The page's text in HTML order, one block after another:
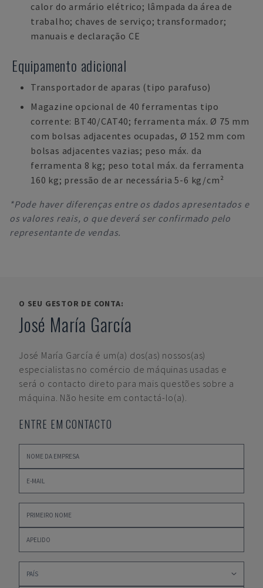
calor do armário elétrico; lâmpada da área de
trabalho; chaves de serviço; transformador;
manuais e declaração CE
Equipamento adicional
Transportador de aparas (tipo parafuso)
Magazine opcional de 40 ferramentas tipo
corrente: BT40/CAT40; ferramenta máx. Ø 75 mm
com bolsas adjacentes ocupadas, Ø 152 mm com
bolsas adjacentes vazias; peso máx. da
ferramenta 8 kg; peso total máx. da ferramenta
160 kg; pressão de ar necessária 5-6 kg/cm²
*Pode haver diferenças entre os dados apresentados e
os valores reais, o que deverá ser confirmado pelo
representante de vendas.
O SEU GESTOR DE CONTA:
José María García
José María García é um(a) dos(as) nossos(as)
especialistas no comércio de máquinas usadas e
será o contacto direto para mais questões sobre a
máquina. Não hesite em contactá-lo(a).
ENTRE EM CONTACTO